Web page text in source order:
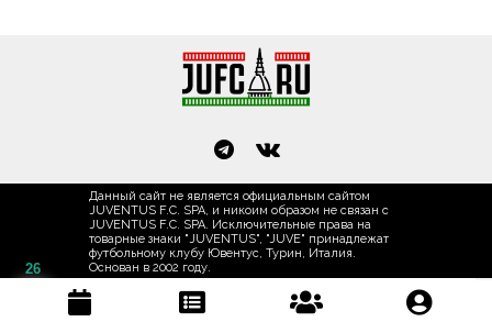
Данный сайт не является официальным сайтом
JUVENTUS F.C. SPA, и никоим образом не связан с
JUVENTUS F.C. SPA. Исключительные права на
товарные знаки "JUVENTUS", "JUVE" принадлежат
футбольному клубу Ювентус, Турин, Италия.
Основан в 2002 году.
26